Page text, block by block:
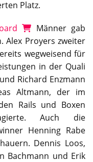
Platz.
Männer gab
Alex Proyers zweiter
wegweisend für
in der Quali
Richard Enzmann
Altmann, der im
Rails und Boxen
Auch die
Henning Rabe
Dennis Loos,
Bachmann und Erik